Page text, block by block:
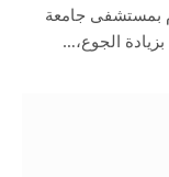
جامعة
الجوع،…